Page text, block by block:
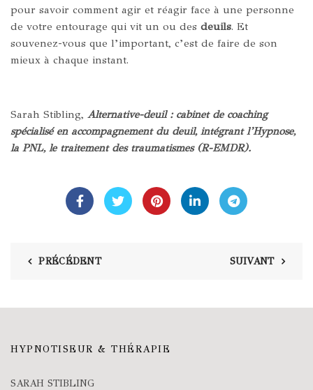
pour savoir comment agir et réagir face à une personne
de votre entourage qui vit un ou des deuils. Et
souvenez-vous que l’important, c’est de faire de son
mieux à chaque instant.
Sarah Stibling, Alternative-deuil : cabinet de coaching
spécialisé en accompagnement du deuil, intégrant l’Hypnose,
la PNL, le traitement des traumatismes (R-EMDR).
PRÉCÉDENT SUIVANT
HYPNOTISEUR & THÉRAPIE
SARAH STIBLING